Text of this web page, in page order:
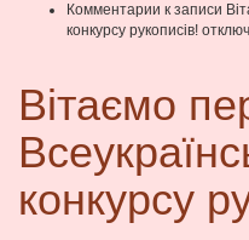
Комментарии к записи
конкурсу рукописів!
Вітаємо
конкурсу